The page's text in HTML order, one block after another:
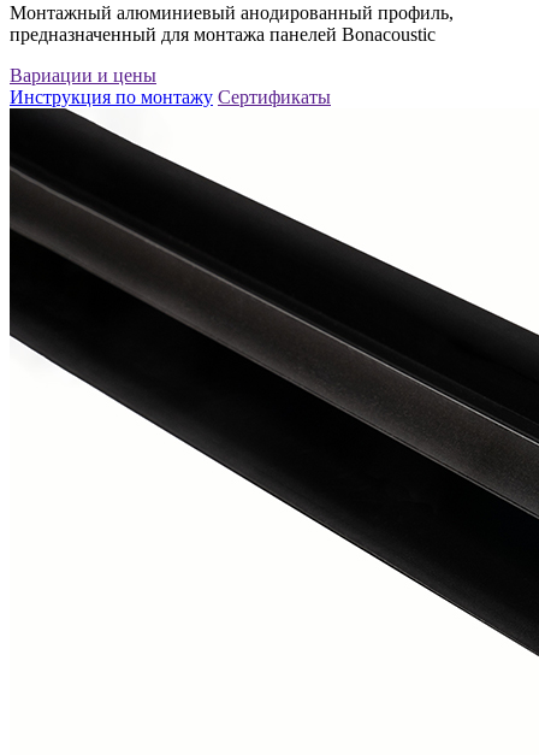
Монтажный алюминиевый анодированный профиль,
предназначенный для монтажа панелей Bonacoustic
Вариации и цены
Инструкция по монтажу Сертификаты